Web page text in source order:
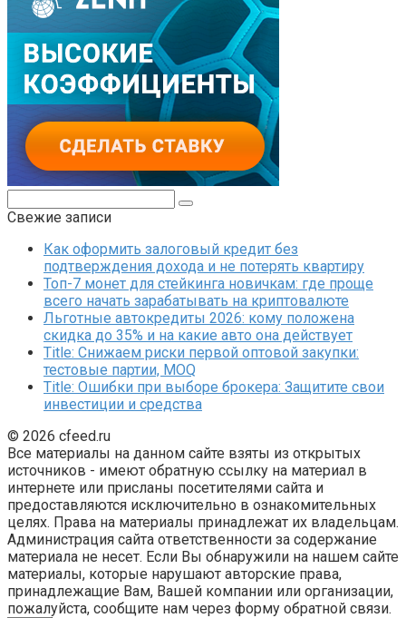
Свежие записи
Как оформить залоговый кредит без
подтверждения дохода и не потерять квартиру
Топ-7 монет для стейкинга новичкам: где проще
всего начать зарабатывать на криптовалюте
Льготные автокредиты 2026: кому положена
скидка до 35% и на какие авто она действует
Title: Снижаем риски первой оптовой закупки:
тестовые партии, MOQ
Title: Ошибки при выборе брокера: Защитите свои
инвестиции и средства
© 2026 cfeed.ru
Все материалы на данном сайте взяты из открытых
источников - имеют обратную ссылку на материал в
интернете или присланы посетителями сайта и
предоставляются исключительно в ознакомительных
целях. Права на материалы принадлежат их владельцам.
Администрация сайта ответственности за содержание
материала не несет. Если Вы обнаружили на нашем сайте
материалы, которые нарушают авторские права,
принадлежащие Вам, Вашей компании или организации,
пожалуйста, сообщите нам через форму обратной связи.